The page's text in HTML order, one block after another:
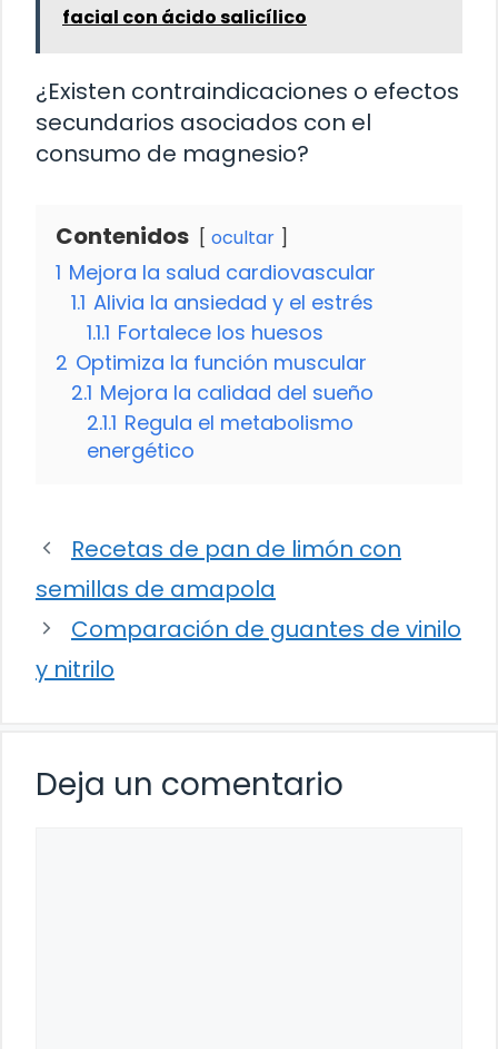
facial con ácido salicílico
¿Existen contraindicaciones o efectos
secundarios asociados con el
consumo de magnesio?
Contenidos ocultar
1 Mejora la salud cardiovascular
1.1 Alivia la ansiedad y el estrés
1.1.1 Fortalece los huesos
2 Optimiza la función muscular
2.1 Mejora la calidad del sueño
2.1.1 Regula el metabolismo
energético
Recetas de pan de limón con
semillas de amapola
Comparación de guantes de vinilo
y nitrilo
Deja un comentario